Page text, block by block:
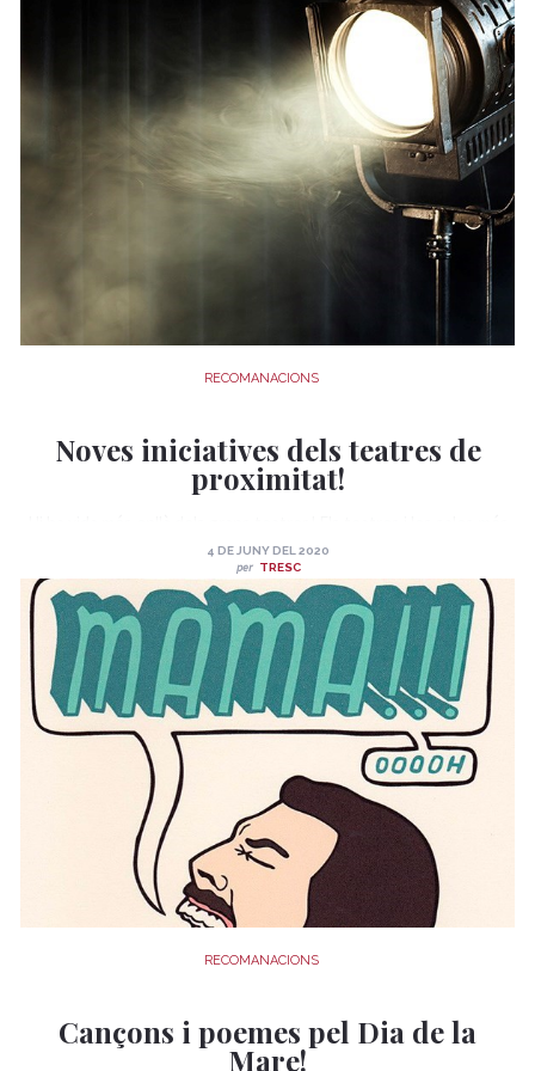
RECOMANACIONS
Noves iniciatives dels teatres de
proximitat!
petites també han posat al teu abast diverses iniciatives teatrals i
espectacles online que pots gaudir des de casa. Aquí en tens un
recull!
4 DE JUNY DEL 2020
per TRESC
RECOMANACIONS
Cançons i poemes pel Dia de la
Mare!